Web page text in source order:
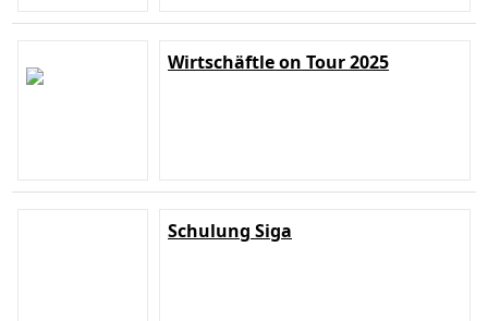
Wirtschäftle on Tour 2025
Schulung Siga